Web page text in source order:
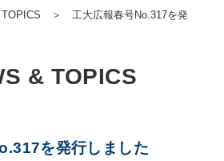
＞ 工大広報春号No.317を発
& TOPICS
を発行しました